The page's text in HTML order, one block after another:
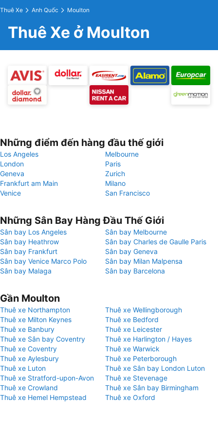
Thuê Xe Anh Quốc Moulton
Thuê Xe ở Moulton
Những điểm đến hàng đầu thế giới
Los Angeles
Melbourne
London
Paris
Geneva
Zurich
Frankfurt am Main
Milano
Venice
San Francisco
Những Sân Bay Hàng Đầu Thế Giới
Sân bay Los Angeles
Sân bay Melbourne
Sân bay Heathrow
Sân bay Charles de Gaulle Paris
Sân bay Frankfurt
Sân bay Geneva
Sân bay Venice Marco Polo
Sân bay Milan Malpensa
Sân bay Malaga
Sân bay Barcelona
Gần Moulton
Thuê xe Northampton
Thuê xe Wellingborough
Thuê xe Milton Keynes
Thuê xe Bedford
Thuê xe Banbury
Thuê xe Leicester
Thuê xe Sân bay Coventry
Thuê xe Harlington / Hayes
Thuê xe Coventry
Thuê xe Warwick
Thuê xe Aylesbury
Thuê xe Peterborough
Thuê xe Luton
Thuê xe Sân bay London Luton
Thuê xe Stratford-upon-Avon
Thuê xe Stevenage
Thuê xe Crowland
Thuê xe Sân bay Birmingham
Thuê xe Hemel Hempstead
Thuê xe Oxford